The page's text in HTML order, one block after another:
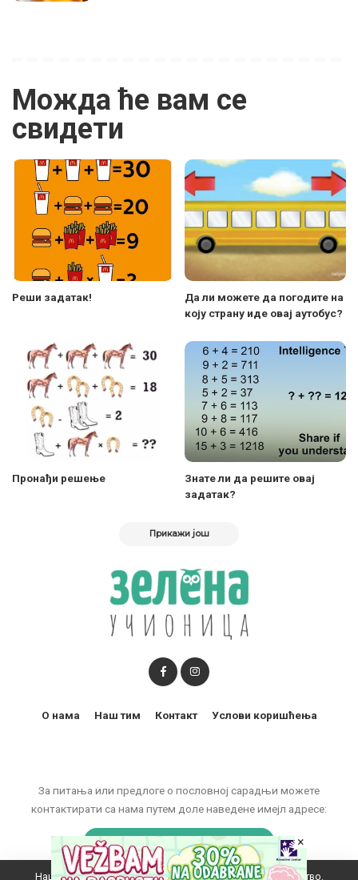
Можда ће вам се
свидети
Реши задатак!
Да ли можете да погодите на
коју страну иде овај аутобус?
Пронађи решење
Знате ли да решите овај
задатак?
Прикажи још
За питања или предлоге о пословној сарадњи можете
контактирати са нама путем доле наведене имејл адресе:
marketing@zelenaucionica.com
О нама Наш тим Контакт Услови коришћења
Наш вебсајт користи колачиће да побољша ваше искуство.
×